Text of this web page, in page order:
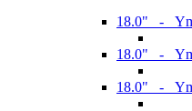
18.0" -
18.0" -
18.0" -